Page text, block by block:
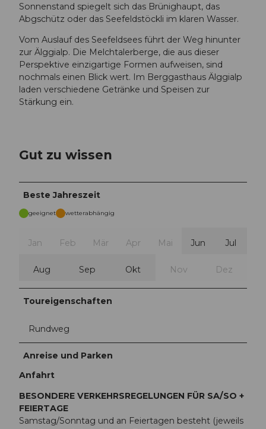
Sonnenstand spiegelt sich das Brünighaupt, das
Abgschütz oder das Seefeldstöckli im klaren Wasser.
Vom Auslauf des Seefeldsees führt der Weg hinunter
zur Älggialp. Die Melchtalerberge, die aus dieser
Perspektive einzigartige Formen aufweisen, sind
nochmals einen Blick wert. Im Berggasthaus Älggialp
laden verschiedene Getränke und Speisen zur
Stärkung ein.
Gut zu wissen
Beste Jahreszeit
geeignet wetterabhängig
Jan Feb Mär Apr Mai Jun Jul
Aug Sep Okt Nov Dez
Toureigenschaften
Rundweg
Anreise und Parken
Anfahrt
BESONDERE VERKEHRSREGELUNGEN FÜR SA/SO +
FEIERTAGE
Samstag/Sonntag und an Feiertagen besteht (jeweils